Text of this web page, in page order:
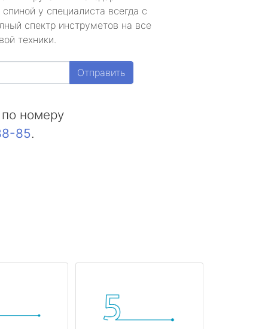
у специалиста всегда с
спектр инструметов на все
техники.
Отправить
номеру
85.